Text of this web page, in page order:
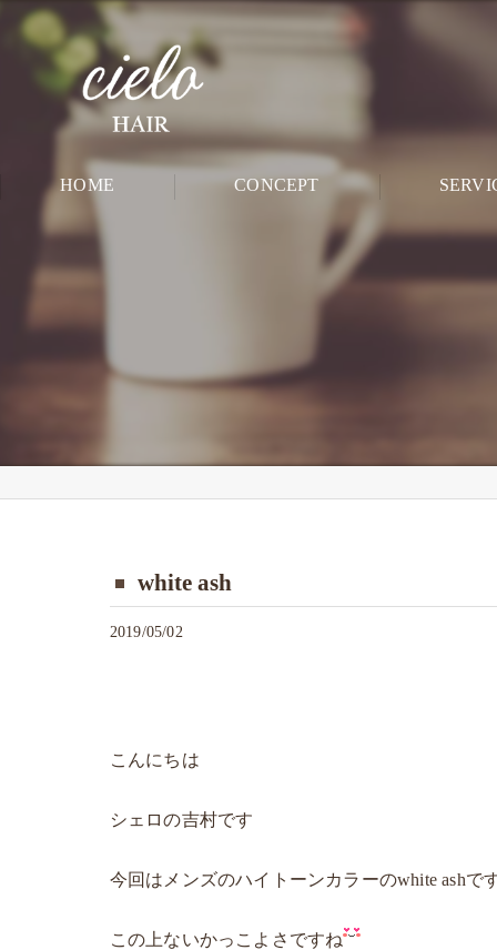
HOME CONCEPT
white ash
2019/05/02
こんにちは
シェロの吉村です
今回はメンズのハイトーンカラーのwhite ashで
この上ないかっこよさですね